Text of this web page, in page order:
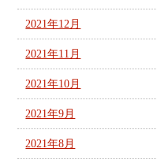
2021年12月
2021年11月
2021年10月
2021年9月
2021年8月